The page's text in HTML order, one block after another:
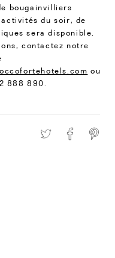
bougainvilliers
du soir, de
sera disponible.
contactez notre
ou
888 890.